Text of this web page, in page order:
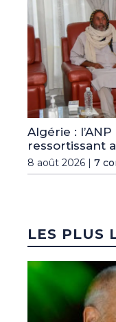
Algérie :
ressortissant
8 août 2026 | 7
LES PLUS